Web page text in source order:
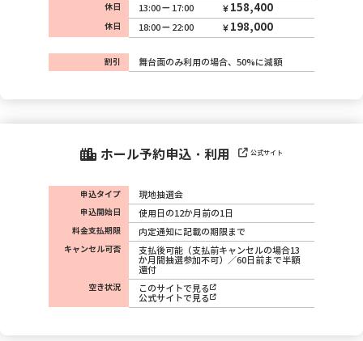
休日 13:00 17:00 158,400
休日 18:00 22:00 198,000
割引 舞台面のみ利用の場合、50%に減額
ホール予約申込・利用 公式サイト
申込タイプ 現地抽選会
申込開始日 使用日の12か月前の1日
料金支払期限 内定通知に記載の期限まで
キャンセル可否
支払後可能（支払前キャンセルの場合13
か月間抽選参加不可）／60日前まで半額
還付
空き状況
このサイトで見る
公式サイトで見る